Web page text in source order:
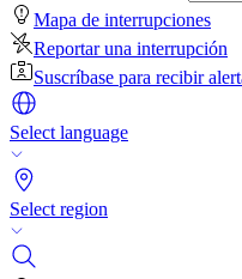
Mapa de interrupciones
Reportar una interrupción
Suscríbase para recibir
Select language
Select region